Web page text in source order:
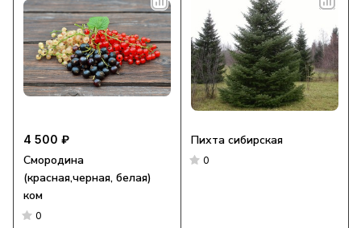
4 500 ₽
Смородина
(красная,черная, белая)
ком
0
Пихта сибирская
0